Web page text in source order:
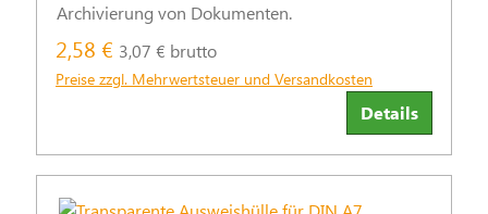
Archivierung von Dokumenten.
2,58 € 3,07 € brutto
Preise zzgl. Mehrwertsteuer und Versandkosten
Details